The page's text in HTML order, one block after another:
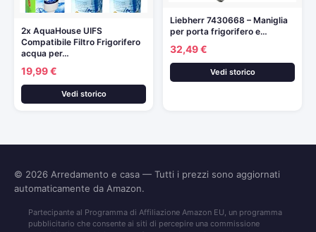
2x AquaHouse UIFS
Compatibile Filtro Frigorifero
acqua per…
19,99 €
Vedi storico
Liebherr 7430668 – Maniglia
per porta frigorifero e…
32,49 €
Vedi storico
© 2026 Arredamento e casa — Tutti i prezzi sono aggiornati
automaticamente da Amazon.
Partecipante al Programma di Affiliazione Amazon EU, un programma
pubblicitario che consente ai siti di percepire una commissione